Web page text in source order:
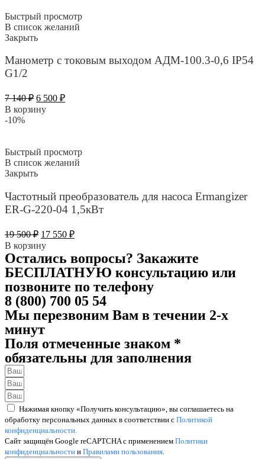
Быстрый просмотр
В список желаний
Закрыть
Манометр с токовым выходом АДМ-100.3-0,6 IP54
G1/2
7 140₽ Первоначальная
цена
составляла
6 500 ₽Текущая
В корзину
-10%
Быстрый просмотр
В список желаний
Закрыть
Частотный преобразователь для насоса Ermangizer
ER-G-220-04 1,5кВт
19 500₽ Первоначальная
цена
составляла
19
500 ₽.
17 550 ₽Текущая
550 ₽.
В корзину
Остались вопросы? Закажите
БЕСПЛАТНУЮ консультацию или
позвоните по телефону
8 (800) 700 05 54
Мы перезвоним Вам в течении 2-х
минут
Поля отмеченные знаком *
обязательны для заполнения
Нажимая кнопку «Получить консультацию», вы соглашаетесь на
обработку персональных данных в соответствии с Политикой
конфиденциальности.
Сайт защищён Google reCAPTCHA с применением Политики
конфиденциальности и Правилами пользования